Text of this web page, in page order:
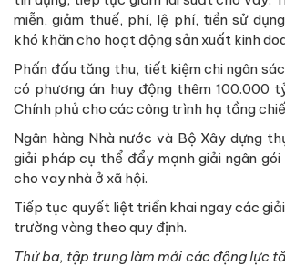
miễn, giảm thuế, phí, lệ phí, tiền sử
khó khăn cho hoạt động sản xuất kinh
Phấn đấu tăng thu, tiết kiệm chi ngân
có phương án huy động thêm 100.000
Chính phủ cho các công trình hạ tầng
Ngân hàng Nhà nước và Bộ Xây dựng
giải pháp cụ thể đẩy mạnh giải ngân
cho vay nhà ở xã hội.
Tiếp tục quyết liệt triển khai ngay các
trường vàng theo quy định.
Thứ ba, tập trung làm mới các động lực